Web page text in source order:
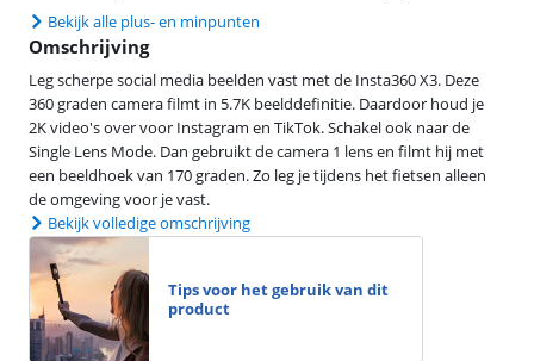
Bekijk alle plus- en minpunten
Omschrijving
Leg scherpe social media beelden vast met de Insta360 X3. Deze
360 graden camera filmt in 5.7K beelddefinitie. Daardoor houd je
2K video's over voor Instagram en TikTok. Schakel ook naar de
Single Lens Mode. Dan gebruikt de camera 1 lens en filmt hij met
een beeldhoek van 170 graden. Zo leg je tijdens het fietsen alleen
de omgeving voor je vast.
Bekijk volledige omschrijving
Tips voor het gebruik van dit
product